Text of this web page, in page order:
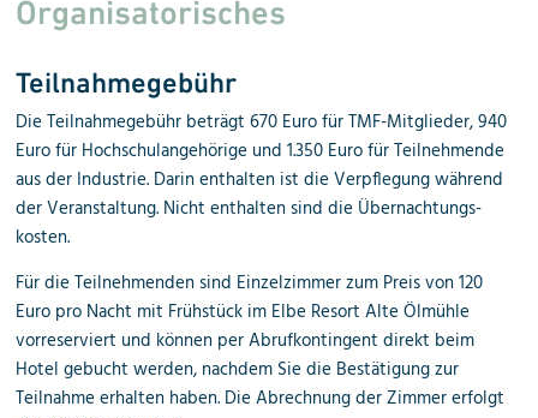
Organisatorisches
Teilnahmegebühr
Die Teilnahmegebühr beträgt 670 Euro für TMF-Mitglieder, 940
Euro für Hochschulangehörige und 1.350 Euro für Teilnehmende
aus der Industrie. Darin enthalten ist die Verpflegung während
der Veranstaltung. Nicht enthalten sind die Übernachtungs­
kosten.
Für die Teilnehmenden sind Einzelzimmer zum Preis von 120
Euro pro Nacht mit Frühstück im Elbe Resort Alte Ölmühle
vorreserviert und können per Abrufkontingent direkt beim
Hotel gebucht werden, nachdem Sie die Bestätigung zur
Teilnahme erhalten haben. Die Abrechnung der Zimmer erfolgt